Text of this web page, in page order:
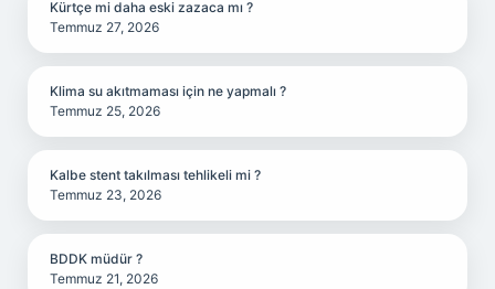
Kürtçe mi daha eski zazaca mı ?
Temmuz 27, 2026
Klima su akıtmaması için ne yapmalı ?
Temmuz 25, 2026
Kalbe stent takılması tehlikeli mi ?
Temmuz 23, 2026
BDDK müdür ?
Temmuz 21, 2026